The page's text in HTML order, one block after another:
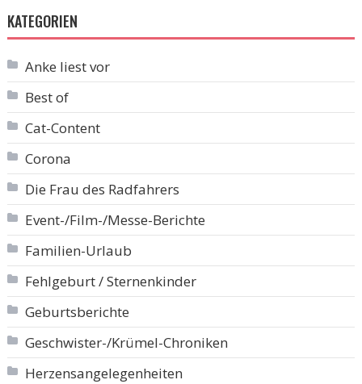
KATEGORIEN
Anke liest vor
Best of
Cat-Content
Corona
Die Frau des Radfahrers
Event-/Film-/Messe-Berichte
Familien-Urlaub
Fehlgeburt / Sternenkinder
Geburtsberichte
Geschwister-/Krümel-Chroniken
Herzensangelegenheiten